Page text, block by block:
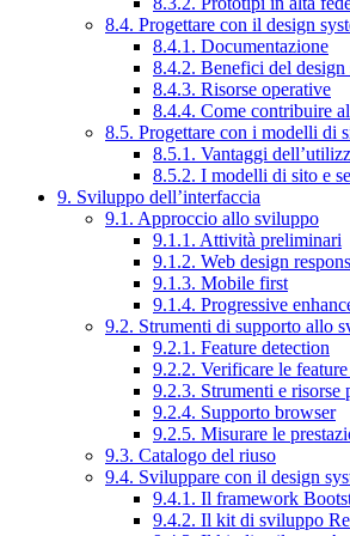
8.4. Progettare con il design
8.4.1. Documentazione
8.4.2. Benefici del design
8.4.3. Risorse operative
8.4.4. Come contribuire
8.5. Progettare con i modelli di
8.5.1. Vantaggi
8.5.2. I modelli di sito e
9. Sviluppo dell’interfaccia
9.1. Approccio allo sviluppo
9.1.1. Attività preliminari
9.1.2. Web design
9.1.3. Mobile first
9.1.4. Progressive
9.2. Strumenti di supporto allo
9.2.1. Feature detection
9.2.2. Verificare le
9.2.3. Strumenti e risorse
9.2.4. Supporto browser
9.2.5. Misurare le
9.3. Catalogo del riuso
9.4. Sviluppare con il design
9.4.1. Il framework
9.4.2. Il kit di sviluppo